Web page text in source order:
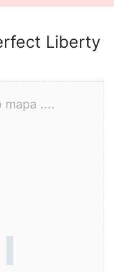
Liberty
mapa ....